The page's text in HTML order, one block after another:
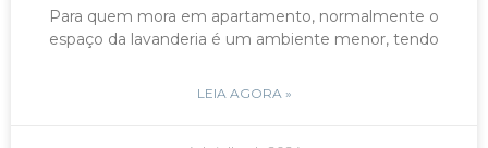
Para quem mora em apartamento, normalmente o
espaço da lavanderia é um ambiente menor, tendo
LEIA AGORA »